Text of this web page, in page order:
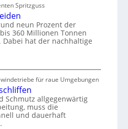
Spritzguss
neun Prozent der
360 Millionen Tonnen
hat der nachhaltige
für raue Umgebungen
Schmutz allgegenwärtig
muss die
und dauerhaft